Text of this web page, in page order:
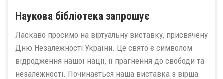
Наукова бібліотека запрошує
Ласкаво просимо на віртуальну виставку, присвячену
Дню Незалежності України. Це свято є символом
відродження нашої нації, її прагнення до свободи та
незалежності. Починається наша виставка з вірша